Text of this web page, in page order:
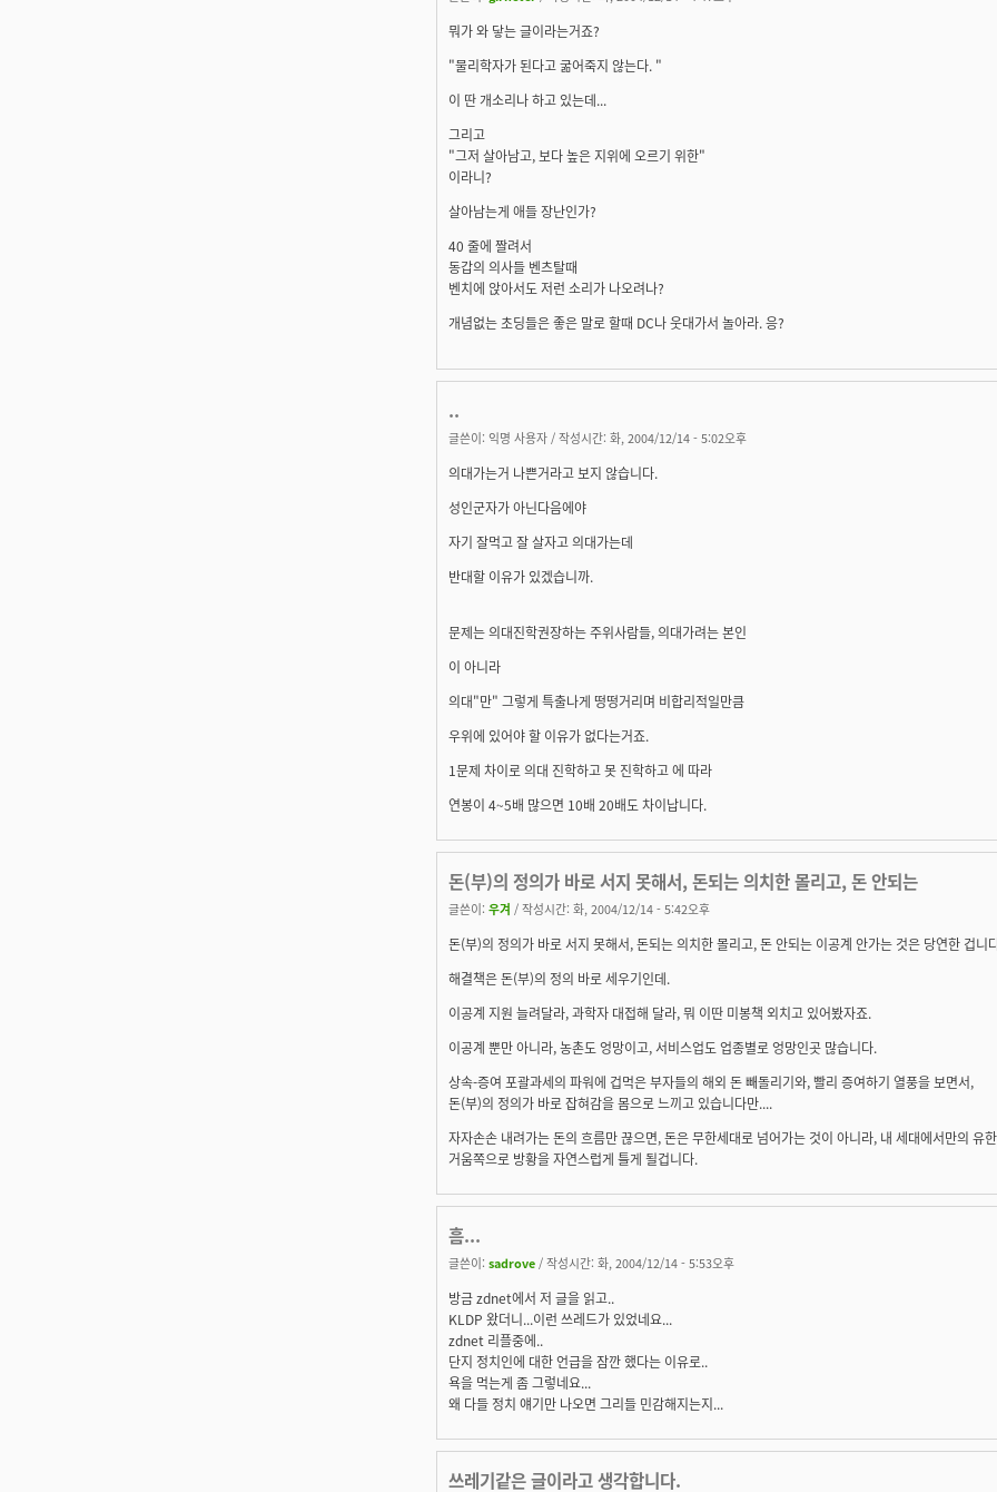
뭐가 와 닿는 글이라는거죠?
"물리학자가 된다고 굶어죽지 않는다. "
이 딴 개소리나 하고 있는데...
그리고
"그저 살아남고, 보다 높은 지위에 오르기 위한"
이라니?
살아남는게 애들 장난인가?
40 줄에 짤려서
동갑의 의사들 벤츠탈때
벤치에 앉아서도 저런 소리가 나오려나?
개념없는 초딩들은 좋은 말로 할때 DC나 웃대가서 놀아라. 응?
..
글쓴이: 익명 사용자 / 작성시간: 화, 2004/12/14 - 5:02오후
의대가는거 나쁜거라고 보지 않습니다.
성인군자가 아닌다음에야
자기 잘먹고 잘 살자고 의대가는데
반대할 이유가 있겠습니까.
문제는 의대진학권장하는 주위사람들, 의대가려는 본인
이 아니라
의대"만" 그렇게 특출나게 떵떵거리며 비합리적일만큼
우위에 있어야 할 이유가 없다는거죠.
1문제 차이로 의대 진학하고 못 진학하고 에 따라
연봉이 4~5배 많으면 10배 20배도 차이납니다.
돈(부)의 정의가 바로 서지 못해서, 돈되는 의치한 몰리고, 돈 안되는
글쓴이: 우겨 / 작성시간: 화, 2004/12/14 - 5:42오후
돈(부)의 정의가 바로 서지 못해서, 돈되는 의치한 몰리고, 돈 안되는 이공계 안가는 것은 당연한 겁니
해결책은 돈(부)의 정의 바로 세우기인데.
이공계 지원 늘려달라, 과학자 대접해 달라, 뭐 이딴 미봉책 외치고 있어봤자죠.
이공계 뿐만 아니라, 농촌도 엉망이고, 서비스업도 업종별로 엉망인곳 많습니다.
상속-증여 포괄과세의 파워에 겁먹은 부자들의 해외 돈 빼돌리기와, 빨리 증여하기 열풍을 보면서,
돈(부)의 정의가 바로 잡혀감을 몸으로 느끼고 있습니다만....
자자손손 내려가는 돈의 흐름만 끊으면, 돈은 무한세대로 넘어가는 것이 아니라, 내 세대에서만의 유
거움쪽으로 방황을 자연스럽게 틀게 될겁니다.
흠...
글쓴이: sadrove / 작성시간: 화, 2004/12/14 - 5:53오후
방금 zdnet에서 저 글을 읽고..
KLDP 왔더니...이런 쓰레드가 있었네요...
zdnet 리플중에..
단지 정치인에 대한 언급을 잠깐 했다는 이유로..
욕을 먹는게 좀 그렇네요...
왜 다들 정치 얘기만 나오면 그리들 민감해지는지...
쓰레기같은 글이라고 생각합니다.